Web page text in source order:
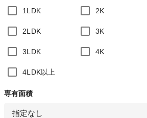
1LDK 2K
2LDK 3K
3LDK 4K
4LDK以上
専有面積
指定なし